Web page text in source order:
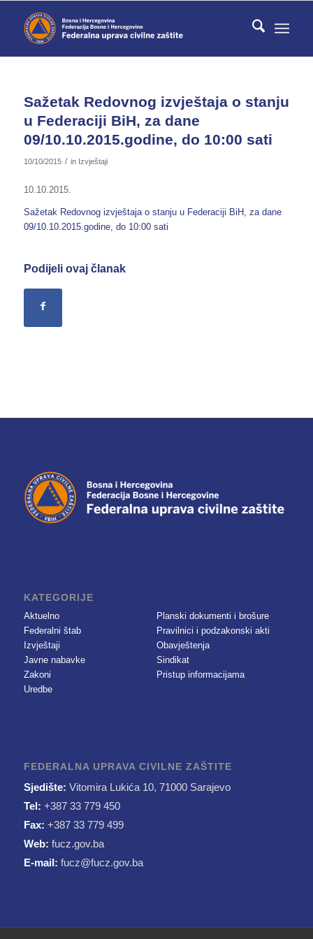
Sažetak Redovnog izvještaja o stanju
u Federaciji BiH, za dane
09/10.10.2015.godine, do 10:00 sati
10/10/2015 / in Izvještaji
10.10.2015.
Sažetak Redovnog izvještaja o stanju u Federaciji BiH, za dane
09/10.10.2015.godine, do 10:00 sati
Podijeli ovaj članak
KATEGORIJE
Aktuelno
Federalni štab
Izvještaji
Javne nabavke
Zakoni
Uredbe
Planski dokumenti i brošure
Pravilnici i podzakonski akti
Obavještenja
Sindikat
Pristup informacijama
FEDERALNA UPRAVA CIVILNE ZAŠTITE
Sjedište: Vitomira Lukića 10, 71000 Sarajevo
Tel: +387 33 779 450
Fax: +387 33 779 499
Web: fucz.gov.ba
E-mail: fucz@fucz.gov.ba